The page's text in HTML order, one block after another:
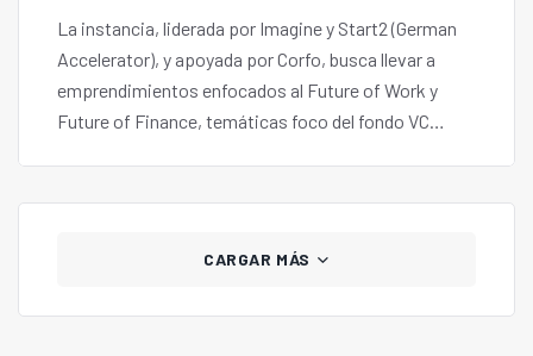
La instancia, liderada por Imagine y Start2 (German
Accelerator), y apoyada por Corfo, busca llevar a
emprendimientos enfocados al Future of Work y
Future of Finance, temáticas foco del fondo VC
CARGAR MÁS